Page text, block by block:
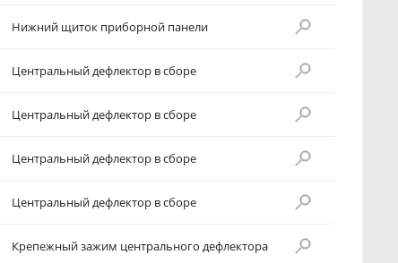
Нижний щиток приборной панели
Центральный дефлектор в сборе
Центральный дефлектор в сборе
Центральный дефлектор в сборе
Центральный дефлектор в сборе
Крепежный зажим центрального дефлектора